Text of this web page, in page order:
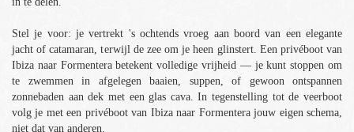
Stel je voor: je vertrekt 's ochtends vroeg aan boord van een elegante
jacht of catamaran, terwijl de zee om je heen glinstert. Een privéboot van
Ibiza naar Formentera betekent volledige vrijheid — je kunt stoppen om
te zwemmen in afgelegen baaien, suppen, of gewoon ontspannen
zonnebaden aan dek met een glas cava. In tegenstelling tot de veerboot
volg je met een privéboot van Ibiza naar Formentera jouw eigen schema,
niet dat van anderen.